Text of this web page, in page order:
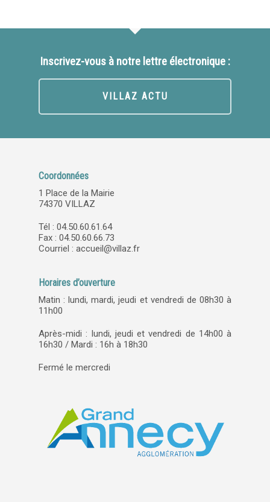
Inscrivez-vous à notre lettre électronique :
VILLAZ ACTU
Coordonnées
1 Place de la Mairie
74370 VILLAZ
Tél : 04.50.60.61.64
Fax : 04.50.60.66.73
Courriel : accueil@villaz.fr
Horaires d’ouverture
Matin : lundi, mardi, jeudi et vendredi de 08h30 à
11h00
Après-midi : lundi, jeudi et vendredi de 14h00 à
16h30 / Mardi : 16h à 18h30
Fermé le mercredi